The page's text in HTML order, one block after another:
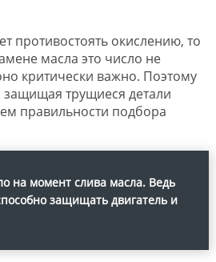
противостоять окислению, то
масла это число не
критически важно. Поэтому
защищая трущиеся детали
правильности подбора
на момент слива масла. Ведь
защищать двигатель и